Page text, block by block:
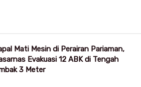
Mati Mesin di Perairan Pariaman,
Evakuasi 12 ABK di Tengah
3 Meter